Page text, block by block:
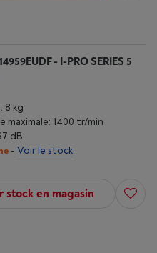
- I-PRO SERIES 5
8 kg
maximale: 1400 tr/min
dB
- Voir le stock
stock en magasin